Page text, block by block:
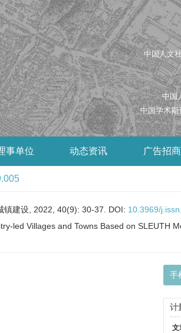
中国人文
中国
中国学术期
事单位 动态资讯 广告招商
建设, 2022, 40(9): 30-37. DOI: 10.3969/
led Villages and Towns Based on SLEUTH
手
计
文